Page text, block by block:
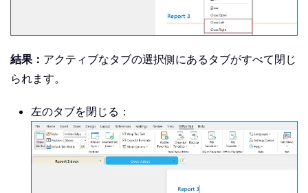
結果： アクティブなタブの選択側にあるタブがすべて閉じ
られます。
左のタブを閉じる：